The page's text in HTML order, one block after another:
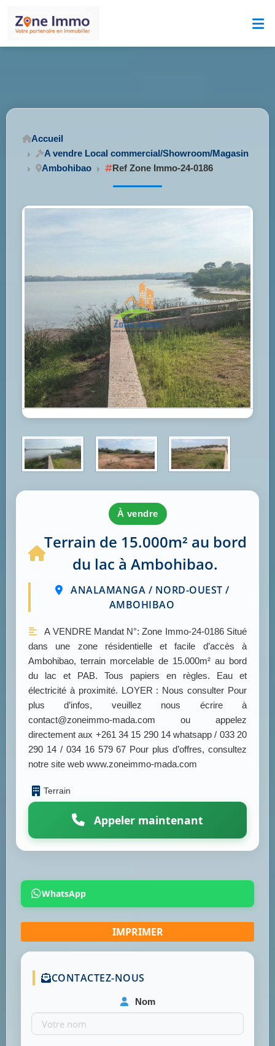
Accueil
A vendre Local commercial/Showroom/Magasin
Ambohibao
Ref Zone Immo-24-0186
à vendre
Terrain de 15.000m² au bord
du lac à Ambohibao.
ANALAMANGA / NORD-OUEST /
AMBOHIBAO
A VENDRE Mandat N°: Zone Immo-24-0186 Situé
dans une zone résidentielle et facile d’accès à
Ambohibao, terrain morcelable de 15.000m² au bord
du lac et PAB. Tous papiers en règles. Eau et
électricité à proximité. LOYER : Nous consulter Pour
plus d’infos, veuillez nous écrire à
contact@zoneimmo-mada.com ou appelez
directement aux +261 34 15 290 14 whatsapp / 033 20
290 14 / 034 16 579 67 Pour plus d’offres, consultez
notre site web www.zoneimmo-mada.com
Terrain
Appeler maintenant
WhatsApp
CONTACTEZ-NOUS
Nom